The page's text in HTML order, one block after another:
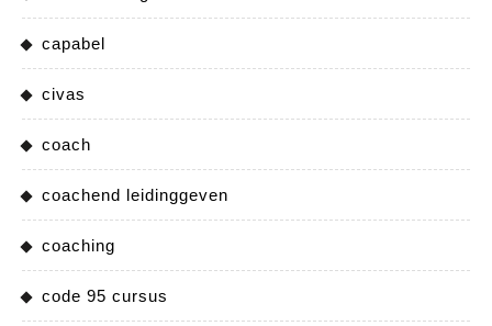
capabel
civas
coach
coachend leidinggeven
coaching
code 95 cursus